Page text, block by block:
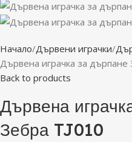
Начало Дървени играчки
Дървена играчка за дърпане
Back to products
Дървена
Зебра TJ010